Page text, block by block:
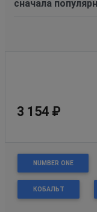
3 154 ₽
NUMBER ONE
КОБАЛЬТ